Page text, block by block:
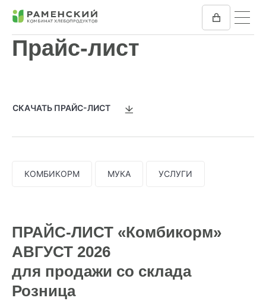
Прайс-лист
СКАЧАТЬ ПРАЙС-ЛИСТ
КОМБИКОРМ МУКА УСЛУГИ
ПРАЙС-ЛИСТ «Комбикорм»
АВГУСТ 2026
для продажи со склада
Розница
МУКА
ВАКАНСИИ
ЗАКУПКИ
ХОЗЯЙСТВАМ